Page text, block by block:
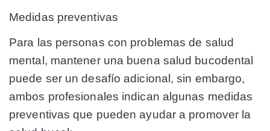
Medidas preventivas
Para las personas con problemas de salud
mental, mantener una buena salud bucodental
puede ser un desafío adicional, sin embargo,
ambos profesionales indican algunas medidas
preventivas que pueden ayudar a promover la